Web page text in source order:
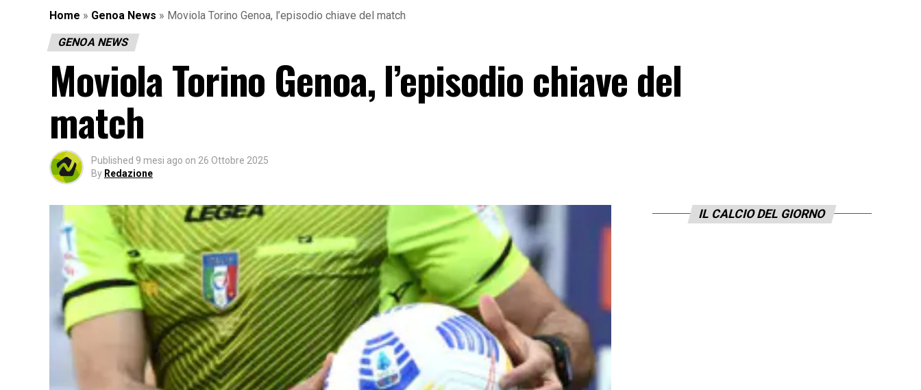
Home » Genoa News » Moviola Torino Genoa, l’episodio chiave del match
GENOA NEWS
Moviola Torino Genoa, l’episodio chiave del
match
Published 9 mesi ago on 26 Ottobre 2025
By Redazione
IL CALCIO DEL GIORNO